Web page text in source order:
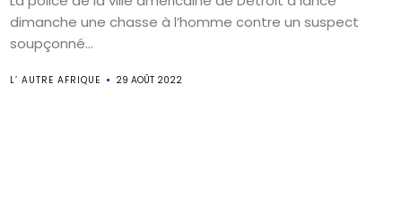
dimanche une chasse à l’homme contre un suspect
soupçonné...
L’ AUTRE AFRIQUE 29 AOÛT 2022